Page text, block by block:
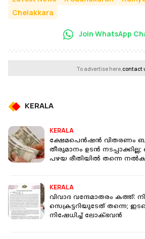
Chelakkara
Join WhatsApp
To advertise here,contact
KERALA
KERALA
ക്ഷേമപെൻഷൻ വിതരണം
തീരുമാനം ഉടൻ
പഴയ രീതിയിൽ തന്നെ
KERALA
വിവാദ വന്ദേമാതരം കത്ത്:
സെക്രട്ടറിയുടേത് തന്നെ;
നിഷേധിച്ച് ലോക്ഭവൻ